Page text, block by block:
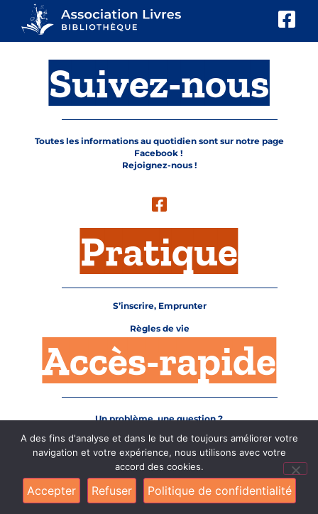
Suivez-nous
Toutes les informations au quotidien sont sur notre page
Facebook !
Rejoignez-nous !
Pratique
S’inscrire, Emprunter
Règles de vie
Accès-rapide
Un problème, une question ?
Plan du site
© 2023 –Site internet réalisé par Midway Communication–
Politique de confidentialité–Exercez vos droits–Gérer les
cookies
A des fins d'analyse et dans le but de toujours améliorer votre
navigation et votre expérience, nous utilisons avec votre
accord des cookies.
Accepter Refuser Politique de confidentialité